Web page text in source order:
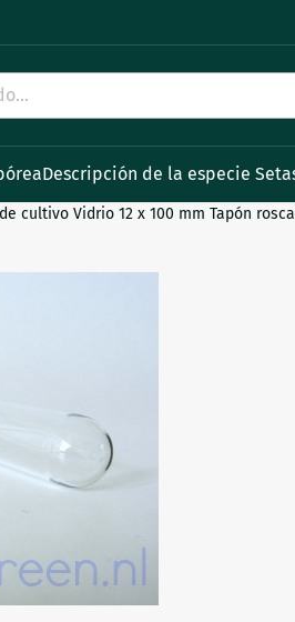
Descripción de la especie
cultivo Vidrio 12 x 100 mm Tapón